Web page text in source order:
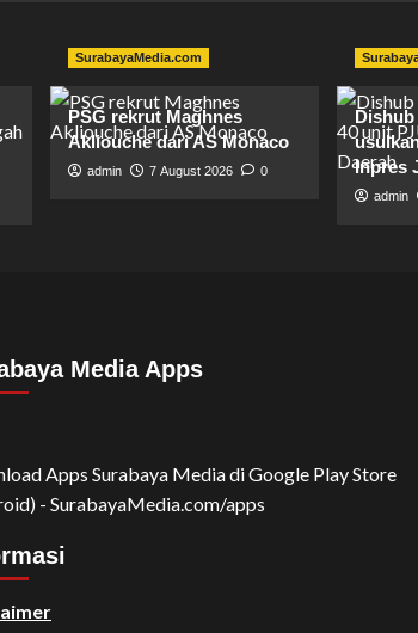
SurabayaMedia.com
PSG rekrut Maghnes
Akliouche dari AS Monaco
admin 7 August 2026 0
Inpres
admin
Media Apps
Apps Surabaya Media di Google Play Store
- SurabayaMedia.com/apps